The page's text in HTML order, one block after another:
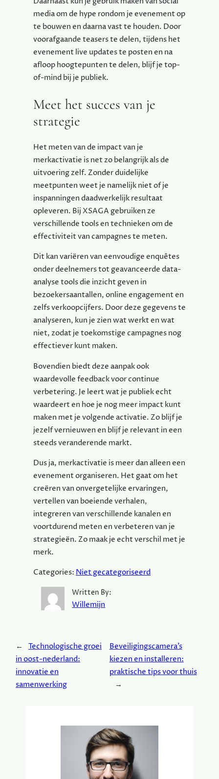
media om de hype rondom je evenement op
te bouwen en daarna vast te houden. Door
voorafgaande teasers te delen, tijdens het
evenement live updates te posten en na
afloop hoogtepunten te delen, blijf je top-
of-mind bij je publiek.
Meet het succes van je
strategie
Het meten van de impact van je
merkactivatie is net zo belangrijk als de
uitvoering zelf. Zonder duidelijke
meetpunten weet je namelijk niet of je
inspanningen daadwerkelijk resultaat
opleveren. Bij XSAGA gebruiken ze
verschillende tools en technieken om de
effectiviteit van campagnes te meten.
Dit kan variëren van eenvoudige enquêtes
onder deelnemers tot geavanceerde data-
analyse tools die inzicht geven in
bezoekersaantallen, online engagement en
zelfs verkoopcijfers. Door deze gegevens te
analyseren, kun je zien wat werkt en wat
niet, zodat je toekomstige campagnes nog
effectiever kunt maken.
Bovendien biedt deze aanpak ook
waardevolle feedback voor continue
verbetering. Je leert wat je publiek echt
waardeert en hoe je nog meer impact kunt
maken met je volgende activatie. Zo blijf je
jezelf vernieuwen en blijf je relevant in een
steeds veranderende markt.
Dus ja, merkactivatie is meer dan alleen een
evenement organiseren. Het gaat om het
creëren van onvergetelijke ervaringen,
vertellen van boeiende verhalen,
integreren van verschillende kanalen en
voortdurend meten en verbeteren van je
strategieën. Zo maak je echt verschil met je
merk.
Categories:Niet gecategoriseerd
Written By:
Willemijn
←
Technologische groei
in oost-nederland:
innovatie en
samenwerking
Beveiligingscamera’s
kiezen en installeren:
praktische tips voor thuis
→